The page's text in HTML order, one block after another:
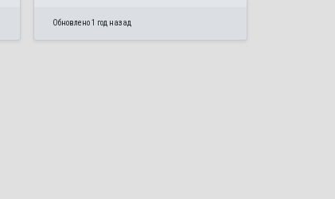
Обновлено 1 год назад